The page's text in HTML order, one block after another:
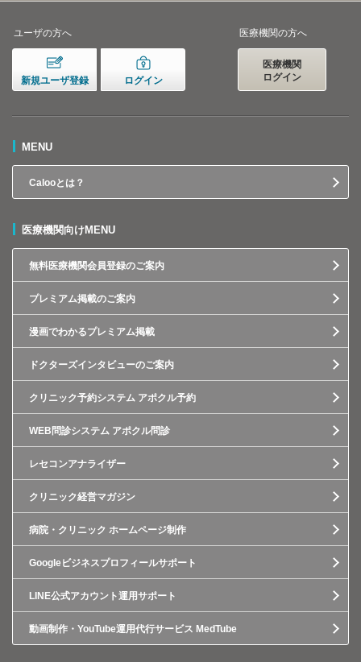
ユーザの方へ
新規ユーザ登録 ログイン
医療機関の方へ
医療機関
ログイン
MENU
Calooとは？
医療機関向けMENU
無料医療機関会員登録のご案内
プレミアム掲載のご案内
漫画でわかるプレミアム掲載
ドクターズインタビューのご案内
クリニック予約システム アポクル予約
WEB問診システム アポクル問診
レセコンアナライザー
クリニック経営マガジン
病院・クリニック ホームページ制作
Googleビジネスプロフィールサポート
LINE公式アカウント運用サポート
動画制作・YouTube運用代行サービス MedTube